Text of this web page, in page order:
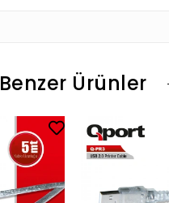
Benzer Ürünler